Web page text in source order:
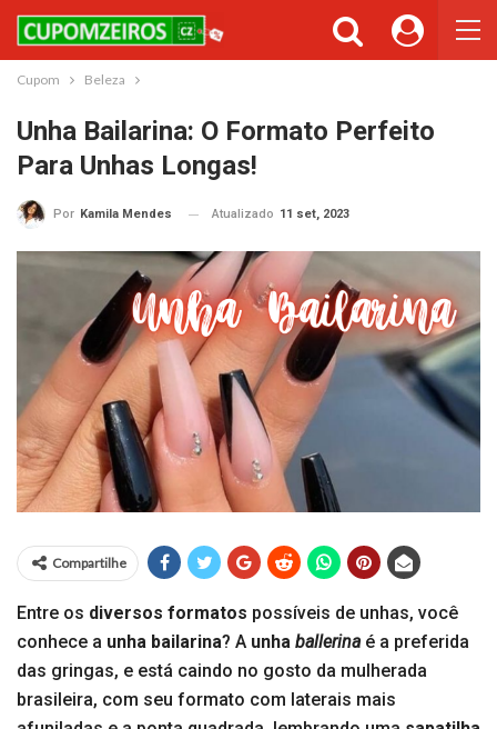
Cupons ou Cashback
Você gostaria de ser avisado sempre que tivermos cupons ou
cashback incríveis?
Não permitir Permitir
Cupom Beleza
Unha Bailarina: O Formato Perfeito
Para Unhas Longas!
Por Kamila Mendes Atualizado 11 set, 2023
Compartilhe
Entre os diversos formatos possíveis de unhas, você
conhece a unha bailarina? A unha ballerina é a preferida
das gringas, e está caindo no gosto da mulherada
brasileira, com seu formato com laterais mais